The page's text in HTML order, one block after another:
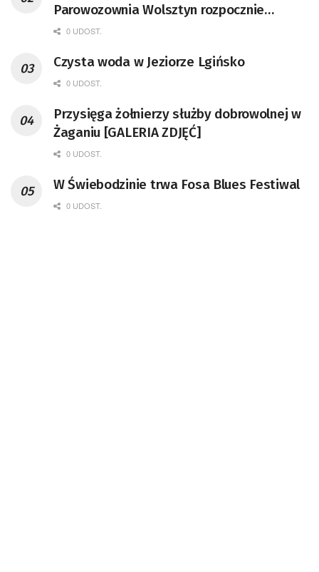
Parowozownia Wolsztyn rozpocznie
remont unikatowego Tr5-65
0 UDOST.
Czysta woda w Jeziorze Lgińsko
0 UDOST.
Przysięga żołnierzy służby dobrowolnej w
Żaganiu [GALERIA ZDJĘĆ]
0 UDOST.
W Świebodzinie trwa Fosa Blues Festiwal
0 UDOST.